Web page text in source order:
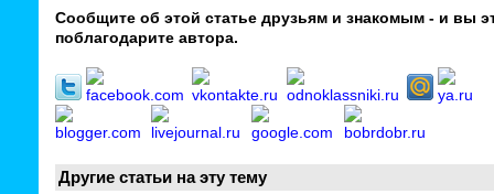
Сообщите об этой статье друзьям и знакомым - и вы
поблагодарите автора.
Другие статьи на эту тему